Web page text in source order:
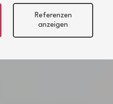
Referenzen
anzeigen